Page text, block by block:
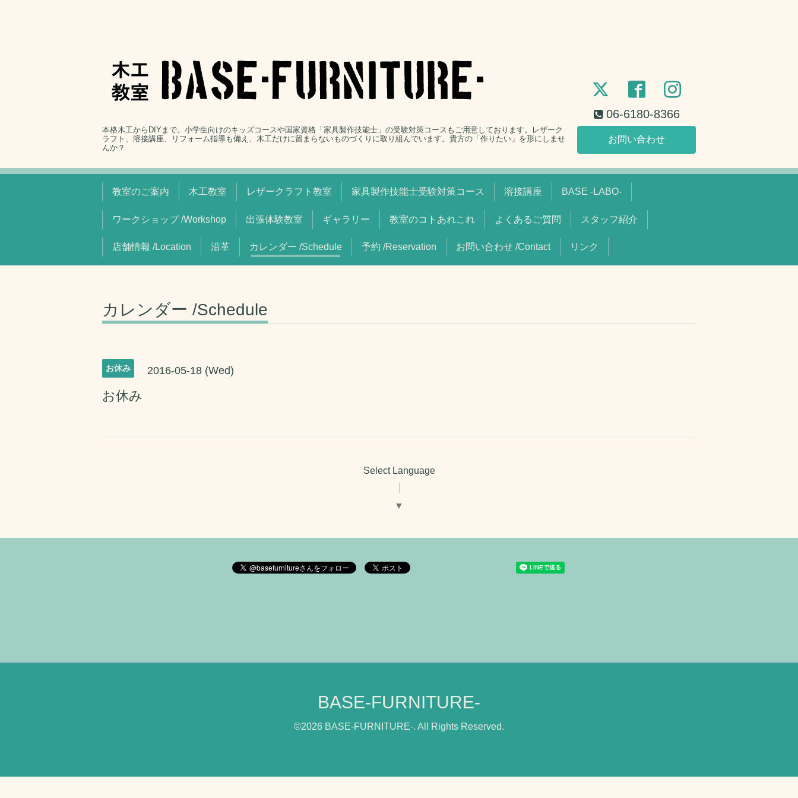
本格木工からDIYまで。小学生向けのキッズコースや国家資格「家具製作技能士」の受験対策コースもご用意しております。レザーク
ラフト、溶接講座、リフォーム指導も備え、木工だけに留まらないものづくりに取り組んでいます。貴方の「作りたい」を形にしませ
んか？
06-6180-8366
お問い合わせ
教室のご案内 木工教室 レザークラフト教室 家具製作技能士受験対策コース 溶接講座 BASE -LABO-
ワークショップ /Workshop 出張体験教室 ギャラリー 教室のコトあれこれ よくあるご質問 スタッフ紹介
店舗情報 /Location 沿革 カレンダー /Schedule 予約 /Reservation お問い合わせ /Contact リンク
カレンダー /Schedule
お休み 2016-05-18 (Wed)
お休み
Select Language
▼
BASE-FURNITURE-
©2026 BASE-FURNITURE-. All Rights Reserved.